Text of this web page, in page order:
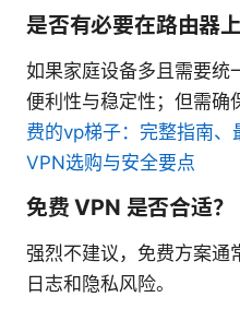
是否有必要在路由器
如果家庭设备多且需要统
便利性与稳定性；但需确
费的vp梯子：完整指南
VPN选购与安全要点
免费 VPN 是否合适？
强烈不建议，免费方案通
日志和隐私风险。